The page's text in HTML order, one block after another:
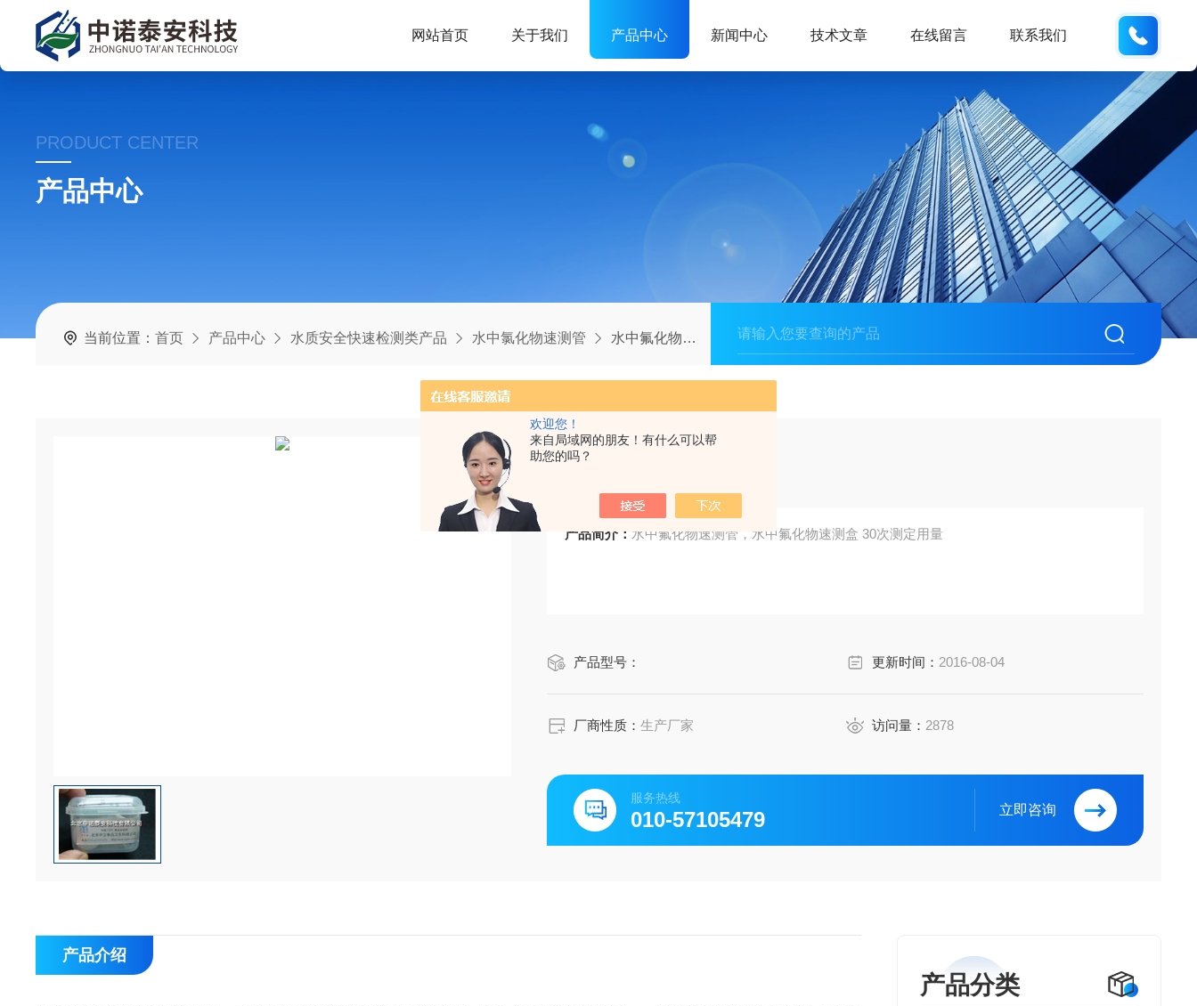
欢迎您！
来自局域网的朋友！有什么可以帮
助您的吗？
网站首页 关于我们 产品中心 新闻中心 技术文章 在线留言 联系我们
PRODUCT CENTER
产品中心
当前位置：首页 产品中心 水质安全快速检测类产品 水中氯化物速测管 水中氟化物速测管
产品简介： 水中氟化物速测管，水中氟化物速测盒 30次测定用量
产品型号： 更新时间： 2016-08-04
厂商性质：生产厂家 访问量： 2878
服务热线
010-57105479 立即咨询
产品分类
产品介绍